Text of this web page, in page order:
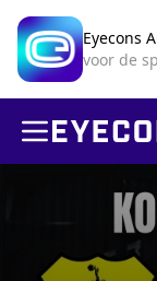
Eyecons
voor de